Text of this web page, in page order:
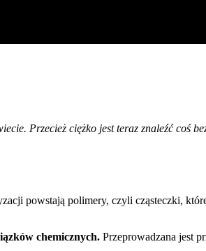
Przecież ciężko jest teraz znaleźć coś
powstają polimery, czyli cząsteczki,
chemicznych. Przeprowadzana jest